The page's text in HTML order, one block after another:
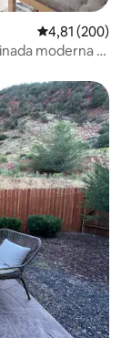
4,81 de uma
4,81 (200)
moderna e